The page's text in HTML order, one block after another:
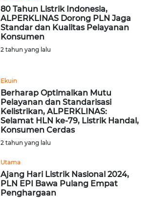
80 Tahun Listrik Indonesia,
ALPERKLINAS Dorong PLN Jaga
Standar dan Kualitas Pelayanan
Konsumen
2 tahun yang lalu
Ekuin
Berharap Optimalkan Mutu
Pelayanan dan Standarisasi
Kelistrikan, ALPERKLINAS:
Selamat HLN ke-79, Listrik Handal,
Konsumen Cerdas
2 tahun yang lalu
Utama
Ajang Hari Listrik Nasional 2024,
PLN EPI Bawa Pulang Empat
Penghargaan